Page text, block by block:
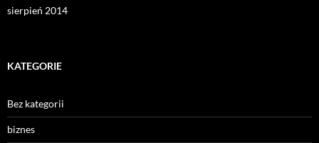
sierpień 2014
KATEGORIE
Bez kategorii
biznes